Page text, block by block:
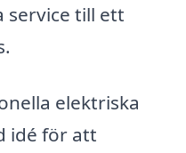
service till ett
elektriska
idé för att